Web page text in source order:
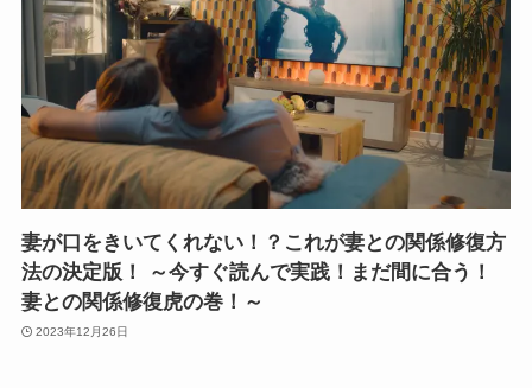
妻が口をきいてくれない！？これが妻との関係修復方
法の決定版！ ～今すぐ読んで実践！まだ間に合う！
妻との関係修復虎の巻！～
2023年12月26日